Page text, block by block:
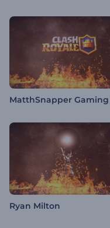
MatthSnapper Gaming
Ryan Milton